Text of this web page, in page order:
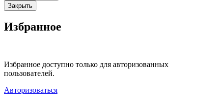
Закрыть
Избранное
Избранное доступно только для авторизованных
пользователей.
Авторизоваться